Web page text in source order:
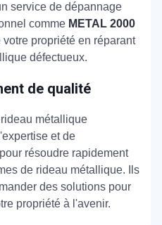
service de dépannage
comme METAL 2000
propriété en réparant
défectueux.
de qualité
métallique
et de
résoudre rapidement
de rideau métallique. Ils
des solutions pour
propriété à l'avenir.